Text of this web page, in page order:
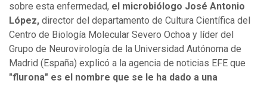
sobre esta enfermedad, el microbiólogo José Antonio
López, director del departamento de Cultura Científica del
Centro de Biología Molecular Severo Ochoa y líder del
Grupo de Neurovirología de la Universidad Autónoma de
Madrid (España) explicó a la agencia de noticias EFE que
"flurona" es el nombre que se le ha dado a una